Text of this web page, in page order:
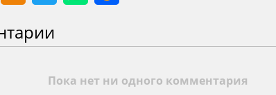
Пока нет ни одного комментария